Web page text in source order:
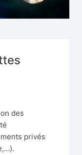
des
privés